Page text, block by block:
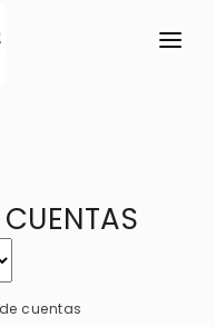
cuentas